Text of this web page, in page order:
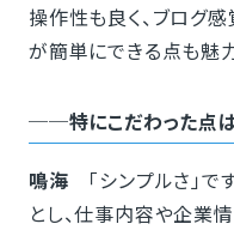
操作性も良く、ブログ
が簡単にできる点も魅
──特にこだわった点
鳴海 「シンプルさ」
とし、仕事内容や企業